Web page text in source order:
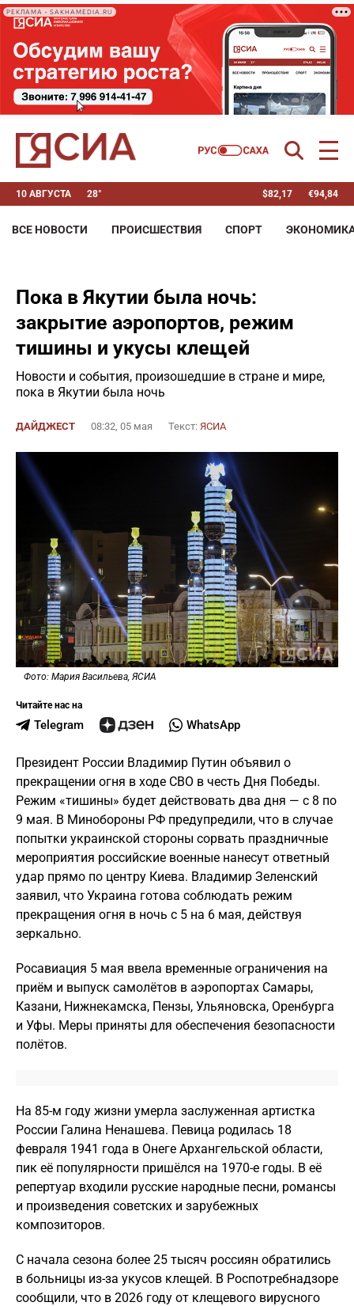
РЕКЛАМА • SAKHAMEDIA.RU
10 АВГУСТА 28° $82,17 €94,84
ВСЕ НОВОСТИ ПРОИСШЕСТВИЯ СПОРТ
Пока в Якутии была ночь:
закрытие аэропортов, режим
тишины и укусы клещей
Новости и события, произошедшие в стране и мире,
пока в Якутии была ночь
ДАЙДЖЕСТ 08:32, 05 мая Текст: ЯСИА
Фото: Мария Васильева, ЯСИА
Читайте нас на
Telegram WhatsApp
Президент России Владимир Путин объявил о
прекращении огня в ходе СВО в честь Дня Победы.
Режим «тишины» будет действовать два дня — с 8 по
9 мая. В Минобороны РФ предупредили, что в случае
попытки украинской стороны сорвать праздничные
мероприятия российские военные нанесут ответный
удар прямо по центру Киева. Владимир Зеленский
заявил, что Украина готова соблюдать режим
прекращения огня в ночь с 5 на 6 мая, действуя
зеркально.
Росавиация 5 мая ввела временные ограничения на
приём и выпуск самолётов в аэропортах Самары,
Казани, Нижнекамска, Пензы, Ульяновска, Оренбурга
и Уфы. Меры приняты для обеспечения безопасности
полётов.
На 85-м году жизни умерла заслуженная артистка
России Галина Ненашева. Певица родилась 18
февраля 1941 года в Онеге Архангельской области,
пик её популярности пришёлся на 1970-е годы. В её
репертуар входили русские народные песни, романсы
и произведения советских и зарубежных
композиторов.
С начала сезона более 25 тысяч россиян обратились
в больницы из-за укусов клещей. В Роспотребнадзоре
сообщили, что в 2026 году от клещевого вирусного